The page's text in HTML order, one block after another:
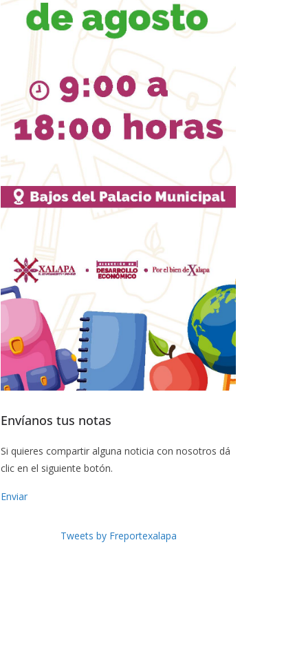
Envíanos tus notas
Si quieres compartir alguna noticia con nosotros dá
clic en el siguiente botón.
Enviar
Tweets by Freportexalapa